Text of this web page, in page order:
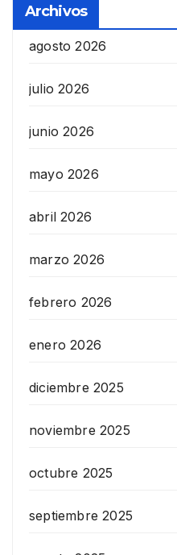
Archivos
agosto 2026
julio 2026
junio 2026
mayo 2026
abril 2026
marzo 2026
febrero 2026
enero 2026
diciembre 2025
noviembre 2025
octubre 2025
septiembre 2025